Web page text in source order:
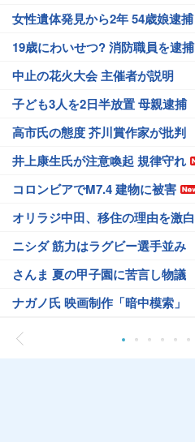
女性遺体発見から2年 54歳娘逮捕
19歳にわいせつ? 消防職員を逮捕
中止の花火大会 主催者が説明
子ども3人を2日半放置 母親逮捕
高市氏の態度 芥川賞作家が批判
井上康生氏が注意喚起 規律守れ
コロンビアでM7.4 建物に被害
オリラジ中田、移住の理由を激白
ニシダ 筋力はラグビー選手並み
さんま 夏の甲子園に苦言し物議
ナガノ氏 映画制作「暗中模索」